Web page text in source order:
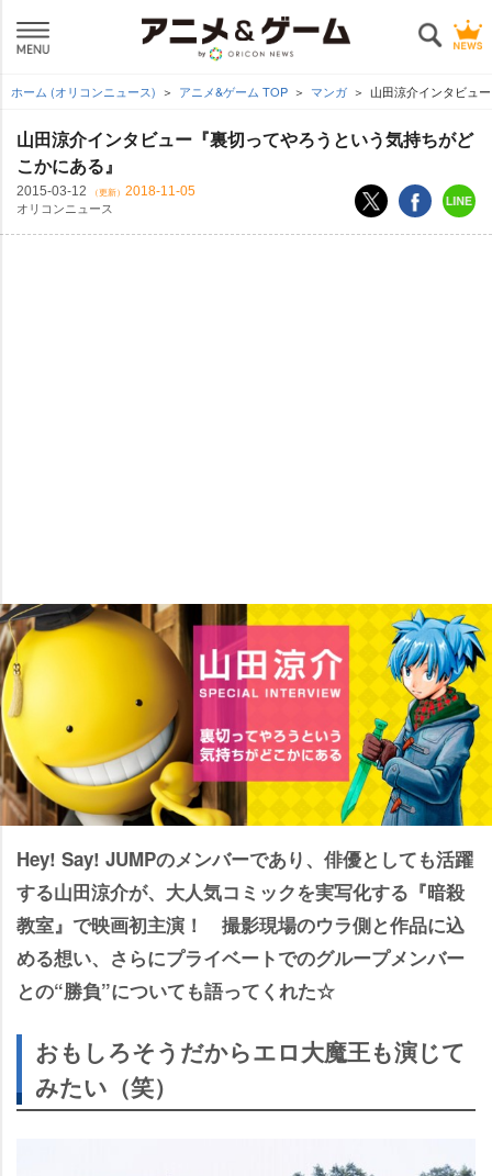
ホーム (オリコンニュース) アニメ&ゲーム TOP マンガ 山田涼介インタビュ
山田涼介インタビュー『裏切ってやろうという気持ちがど
こかにある』
2015-03-12 （更新） 2018-11-05
オリコンニュース
Hey! Say! JUMPのメンバーであり、俳優としても活躍
する山田涼介が、大人気コミックを実写化する『暗殺
教室』で映画初主演！ 撮影現場のウラ側と作品に込
める想い、さらにプライベートでのグループメンバー
との“勝負”についても語ってくれた☆
おもしろそうだからエロ大魔王も演じて
みたい（笑）